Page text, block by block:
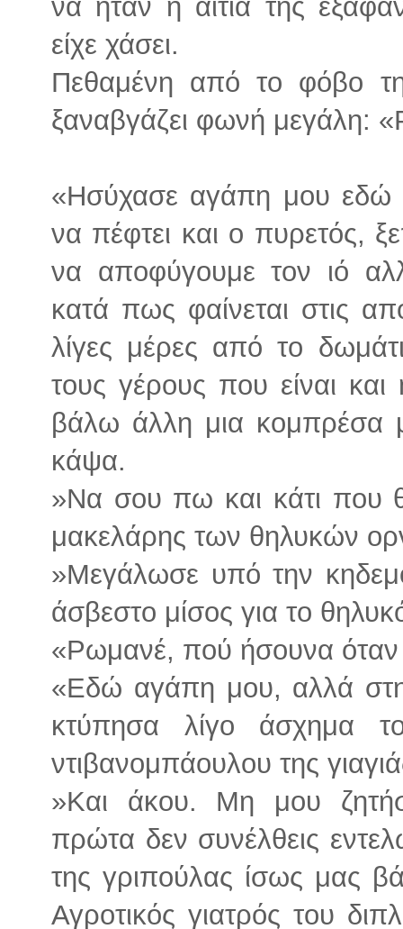
να ήταν η αιτία της
είχε χάσει.
Πεθαμένη από το φόβο
ξαναβγάζει φωνή μεγάλη:
«Ησύχασε αγάπη μου εδώ
να πέφτει και ο πυρετός,
να αποφύγουμε τον ιό
κατά πως φαίνεται στις
λίγες μέρες από το
τους γέρους που είναι
βάλω άλλη μια κομπρέσα
κάψα.
»Να σου πω και κάτι που
μακελάρης των θηλυκών
»Μεγάλωσε υπό την
άσβεστο μίσος για το
«Ρωμανέ, πού ήσουνα
«Εδώ αγάπη μου, αλλά
κτύπησα λίγο άσχημα
ντιβανομπάουλου της
»Και άκου. Μη μου
πρώτα δεν συνέλθεις
της γριπούλας ίσως μας
Αγροτικός γιατρός του